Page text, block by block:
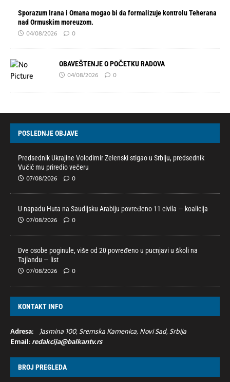
Sporazum Irana i Omana mogao bi da formalizuje kontrolu Teherana
nad Ormuskim moreuzom.
04/08/2026 0
OBAVEŠTENJE O POČETKU RADOVA
04/08/2026 0
POSLEDNJE OBJAVE
Predsednik Ukrajine Volodimir Zelenski stigao u Srbiju, predsednik
Vučić mu priredio večeru
07/08/2026 0
U napadu Huta na Saudijsku Arabiju povređeno 11 civila — koalicija
07/08/2026 0
Dve osobe poginule, više od 20 povređeno u pucnjavi u školi na
Tajlandu — list
07/08/2026 0
KONTAKT INFO
Adresa: Jasmina 100, Sremska Kamenica, Novi Sad, Srbija
Email:redakcija@balkantv.rs
BROJ PREGLEDA